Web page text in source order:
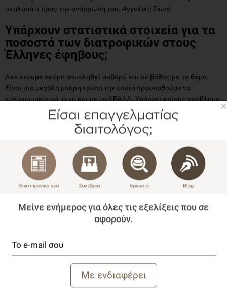
σκαλοπάτι προς την ανάρρωσή του. Αγγελική Σχινά
Υπάρχουν στατιστικά στοιχεία για τα
ποσοστά των διατροφικών στους
Έλληνες έφηβους;
Δεν έχουμε ακόμα ασχοληθεί σοβαρά και σε βάθος με το θέμα.
Είναι μια μεγάλη μαύρη τρύπα την οποία προσπαθούμε να
καλύψουμε σιγά -σιγά και με το ΚΕΑΔΔ. Υπάρχει επίσης πρόβλημα
στη διάγνωση, σε παγκόσμιο επίπεδο. Είναι σχετικά καινούριος
και ανεξερεύνητος ο χώρος των διατροφικών
Αγγελική Σχινά
Κέντρο Αντιμετώπισης Διατροφικών Διαταραχών (ΚΕΑΔΔ)
τηλ. 2102718360
www.keadd.gr
×
Μείνε ενήμερος για όλες τις εξελίξεις που σε
αφορούν.